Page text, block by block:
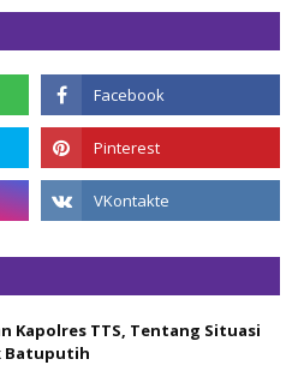
Kapolres TTS, Tentang Situasi
Batuputih